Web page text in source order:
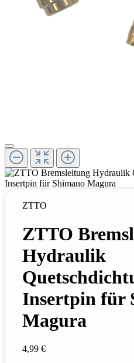
ZTTO
ZTTO
Hydraulik
Insertpin für
Magura
4,99 €